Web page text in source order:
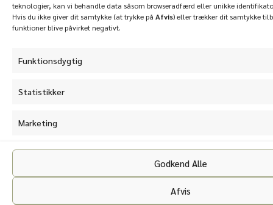
teknologier, kan vi behandle data såsom browseradfærd eller unikke
Hvis du ikke giver dit samtykke (at trykke på Afvis) eller trækker dit samtykke
funktioner blive påvirket negativt.
Funktionsdygtig
Statistikker
Marketing
Godkend Alle
Afvis